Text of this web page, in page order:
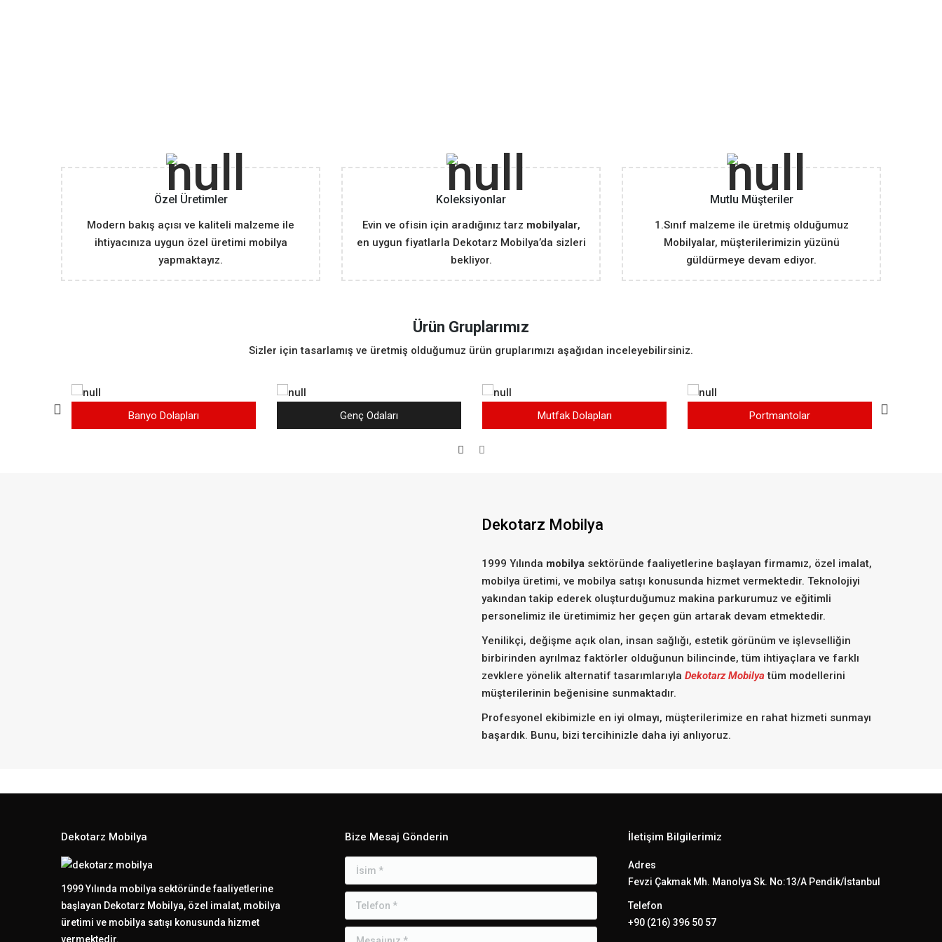
Özel Üretimler
Modern bakış açısı ve kaliteli malzeme ile
ihtiyacınıza uygun özel üretimi mobilya
yapmaktayız.
Koleksiyonlar
Evin ve ofisin için aradığınız tarz mobilyalar,
en uygun fiyatlarla Dekotarz Mobilya’da sizleri
bekliyor.
Mutlu Müşteriler
1.Sınıf malzeme ile üretmiş olduğumuz
Mobilyalar, müşterilerimizin yüzünü
güldürmeye devam ediyor.
Ürün Gruplarımız
Sizler için tasarlamış ve üretmiş olduğumuz ürün gruplarımızı aşağıdan inceleyebilirsiniz.
Banyo Dolapları Genç Odaları Mutfak Dolapları Portmantolar
Dekotarz Mobilya
1999 Yılında mobilya sektöründe faaliyetlerine başlayan firmamız, özel imalat,
mobilya üretimi, ve mobilya satışı konusunda hizmet vermektedir. Teknolojiyi
yakından takip ederek oluşturduğumuz makina parkurumuz ve eğitimli
personelimiz ile üretimimiz her geçen gün artarak devam etmektedir.
Yenilikçi, değişme açık olan, insan sağlığı, estetik görünüm ve işlevselliğin
birbirinden ayrılmaz faktörler olduğunun bilincinde, tüm ihtiyaçlara ve farklı
zevklere yönelik alternatif tasarımlarıyla Dekotarz Mobilyatüm modellerini
müşterilerinin beğenisine sunmaktadır.
Profesyonel ekibimizle en iyi olmayı, müşterilerimize en rahat hizmeti sunmayı
başardık. Bunu, bizi tercihinizle daha iyi anlıyoruz.
Dekotarz Mobilya
1999 Yılında mobilya sektöründe faaliyetlerine
başlayan Dekotarz Mobilya, özel imalat, mobilya
üretimi ve mobilya satışı konusunda hizmet
vermektedir.
Bize Mesaj Gönderin
İsim *
Telefon *
Mesajınız *
İletişim Bilgilerimiz
Adres
Fevzi Çakmak Mh. Manolya Sk. No:13/A Pendik/İstanbul
Telefon
+90 (216) 396 50 57